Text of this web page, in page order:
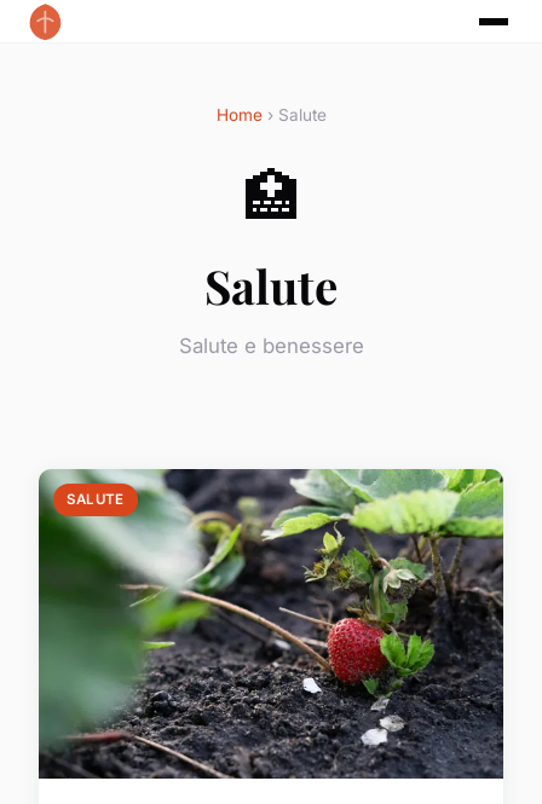
Home› Salute
🏥
Salute
Salute e benessere
SALUTE